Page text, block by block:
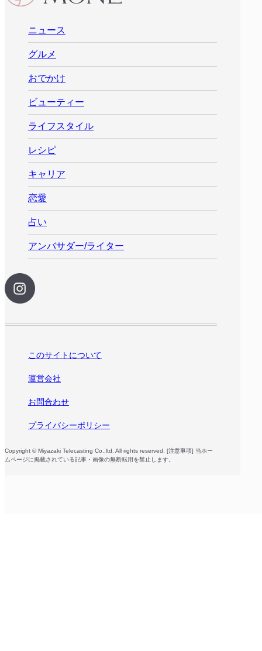
ニュース
グルメ
おでかけ
ビューティー
ライフスタイル
レシピ
キャリア
恋愛
占い
アンバサダー/ライター
このサイトについて
運営会社
お問合わせ
プライバシーポリシー
Copyright © Miyazaki Telecasting Co.,ltd. All rights reserved. [注意事項] 当ホー
ムページに掲載されている記事・画像の無断転用を禁止します。